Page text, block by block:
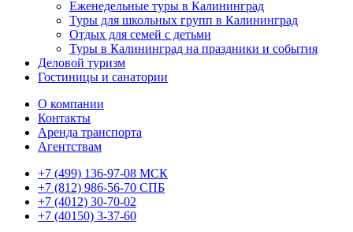
Еженедельные туры в Калининград
Туры для школьных групп в Калининград
Отдых для семей с детьми
Туры в Калининград на праздники и события
Деловой туризм
Гостиницы и санатории
О компании
Контакты
Аренда транспорта
Агентствам
+7 (499) 136-97-08 МСК
+7 (812) 986-56-70 СПБ
+7 (4012) 30-70-02
+7 (40150) 3-37-60